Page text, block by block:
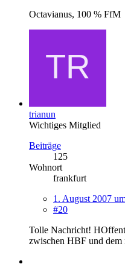
Octavianus, 100 % FfM
trianun
Wichtiges Mitglied
Beiträge
125
Wohnort
frankfurt
1. August 2007
#20
Tolle Nachricht!
zwischen HBF und dem